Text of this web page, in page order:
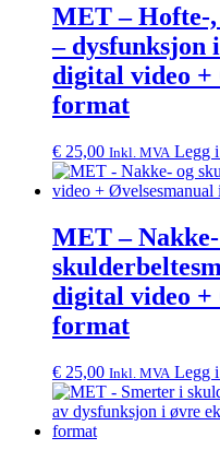
MET – Hofte-
– dysfunksjon
digital video +
format
€ 25,00 Inkl. MVA Legg
MET –
digital video +
format
€ 25,00 Inkl. MVA Legg